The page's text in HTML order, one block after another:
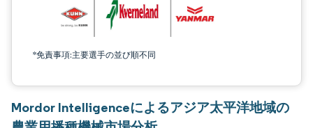
*免責事項:主要選手の並び順不同
Mordor Intelligenceによるアジア太平洋地域の